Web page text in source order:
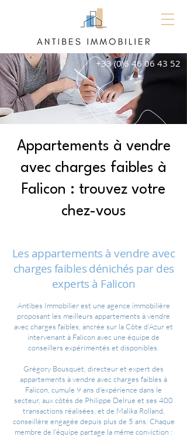
+33 (0)6 46 06 43 52
Appartements à vendre
avec charges faibles à
Falicon : trouvez votre
chez-vous
Les appartements à vendre avec
charges faibles dénichés par des
experts à Falicon
Antibes Immobilier est une agence immobilière
proposant les meilleurs appartements à vendre
avec charges faibles, ancrée sur la Côte d'Azur et
intervenant à Falicon avec une équipe de
conseillers expérimentés et disponibles.
Grégory Bousquet, directeur et expert des
appartements à vendre avec charges faibles à
Falicon, cumule 9 ans d'expérience dans le
secteur, aux côtés de Philippe Delrue et ses 400
transactions réalisées, et de Malika Rolland,
conseillère engagée depuis plus de 5 ans. Chaque
membre de l'équipe partage la même conviction :